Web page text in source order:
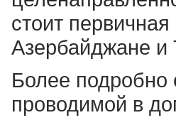
стоит
Азербайджане и
Более подробно
проводимой в